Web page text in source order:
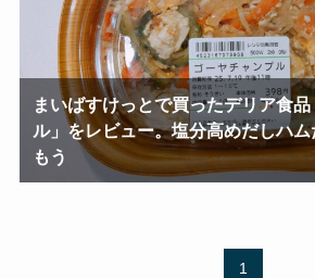
まいばすけっとで買ったデリア食
ル」をレビュー。塩分高めだしハ
もう
1